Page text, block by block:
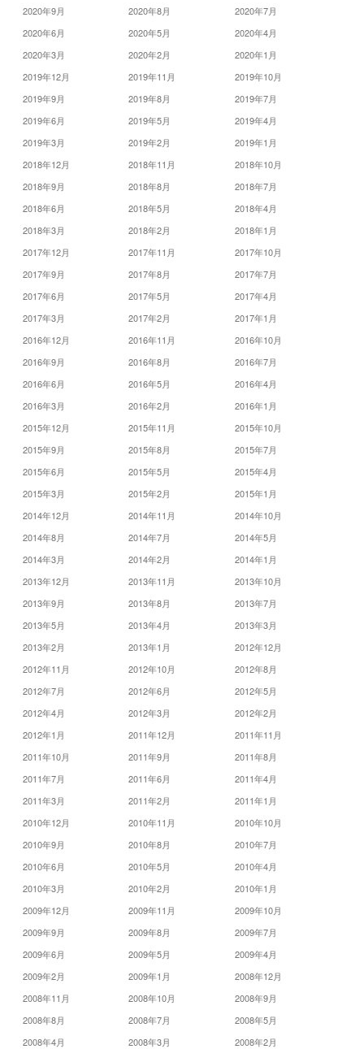
2020年9月
2020年8月
2020年7月
2020年6月
2020年5月
2020年4月
2020年3月
2020年2月
2020年1月
2019年12月
2019年11月
2019年10月
2019年9月
2019年8月
2019年7月
2019年6月
2019年5月
2019年4月
2019年3月
2019年2月
2019年1月
2018年12月
2018年11月
2018年10月
2018年9月
2018年8月
2018年7月
2018年6月
2018年5月
2018年4月
2018年3月
2018年2月
2018年1月
2017年12月
2017年11月
2017年10月
2017年9月
2017年8月
2017年7月
2017年6月
2017年5月
2017年4月
2017年3月
2017年2月
2017年1月
2016年12月
2016年11月
2016年10月
2016年9月
2016年8月
2016年7月
2016年6月
2016年5月
2016年4月
2016年3月
2016年2月
2016年1月
2015年12月
2015年11月
2015年10月
2015年9月
2015年8月
2015年7月
2015年6月
2015年5月
2015年4月
2015年3月
2015年2月
2015年1月
2014年12月
2014年11月
2014年10月
2014年8月
2014年7月
2014年5月
2014年3月
2014年2月
2014年1月
2013年12月
2013年11月
2013年10月
2013年9月
2013年8月
2013年7月
2013年5月
2013年4月
2013年3月
2013年2月
2013年1月
2012年12月
2012年11月
2012年10月
2012年8月
2012年7月
2012年6月
2012年5月
2012年4月
2012年3月
2012年2月
2012年1月
2011年12月
2011年11月
2011年10月
2011年9月
2011年8月
2011年7月
2011年6月
2011年4月
2011年3月
2011年2月
2011年1月
2010年12月
2010年11月
2010年10月
2010年9月
2010年8月
2010年7月
2010年6月
2010年5月
2010年4月
2010年3月
2010年2月
2010年1月
2009年12月
2009年11月
2009年10月
2009年9月
2009年8月
2009年7月
2009年6月
2009年5月
2009年4月
2009年2月
2009年1月
2008年12月
2008年11月
2008年10月
2008年9月
2008年8月
2008年7月
2008年5月
2008年4月
2008年3月 2008年2月